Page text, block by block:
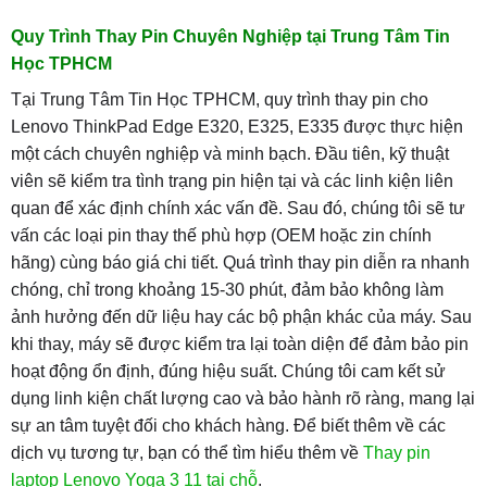
Quy Trình Thay Pin Chuyên Nghiệp tại Trung Tâm Tin
Học TPHCM
Tại Trung Tâm Tin Học TPHCM, quy trình thay pin cho
Lenovo ThinkPad Edge E320, E325, E335 được thực hiện
một cách chuyên nghiệp và minh bạch. Đầu tiên, kỹ thuật
viên sẽ kiểm tra tình trạng pin hiện tại và các linh kiện liên
quan để xác định chính xác vấn đề. Sau đó, chúng tôi sẽ tư
vấn các loại pin thay thế phù hợp (OEM hoặc zin chính
hãng) cùng báo giá chi tiết. Quá trình thay pin diễn ra nhanh
chóng, chỉ trong khoảng 15-30 phút, đảm bảo không làm
ảnh hưởng đến dữ liệu hay các bộ phận khác của máy. Sau
khi thay, máy sẽ được kiểm tra lại toàn diện để đảm bảo pin
hoạt động ổn định, đúng hiệu suất. Chúng tôi cam kết sử
dụng linh kiện chất lượng cao và bảo hành rõ ràng, mang lại
sự an tâm tuyệt đối cho khách hàng. Để biết thêm về các
dịch vụ tương tự, bạn có thể tìm hiểu thêm về Thay pin
laptop Lenovo Yoga 3 11 tại chỗ.